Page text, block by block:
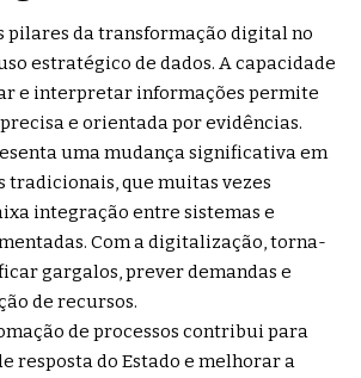
pilares da transformação digital no
estratégico de dados. A capacidade
e interpretar informações permite
e orientada por evidências.
uma mudança significativa em
tradicionais, que muitas vezes
integração entre sistemas e
Com a digitalização, torna-
gargalos, prever demandas e
de recursos.
de processos contribui para
resposta do Estado e melhorar a